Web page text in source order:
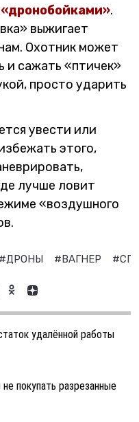
«дронобойками».
выжигает
Охотник может
и сажать «птичек»
просто ударить
увести или
этого,
лучше ловит
«воздушного
#ДРОНЫ #ВАГНЕР
удалённой работы
покупать разрезанные